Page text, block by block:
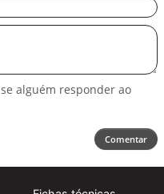
alguém responder ao
Comentar